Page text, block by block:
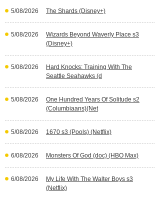
5/08/2026 The Shards (Disney+)
5/08/2026
Wizards Beyond Waverly Place s3
(Disney+)
5/08/2026
Hard Knocks: Training With The
Seattle Seahawks (d
5/08/2026
One Hundred Years Of Solitude s2
(Columbiaans)(Net
5/08/2026 1670 s3 (Pools) (Netflix)
6/08/2026 Monsters Of God (doc) (HBO Max)
6/08/2026
My Life With The Walter Boys s3
(Netflix)